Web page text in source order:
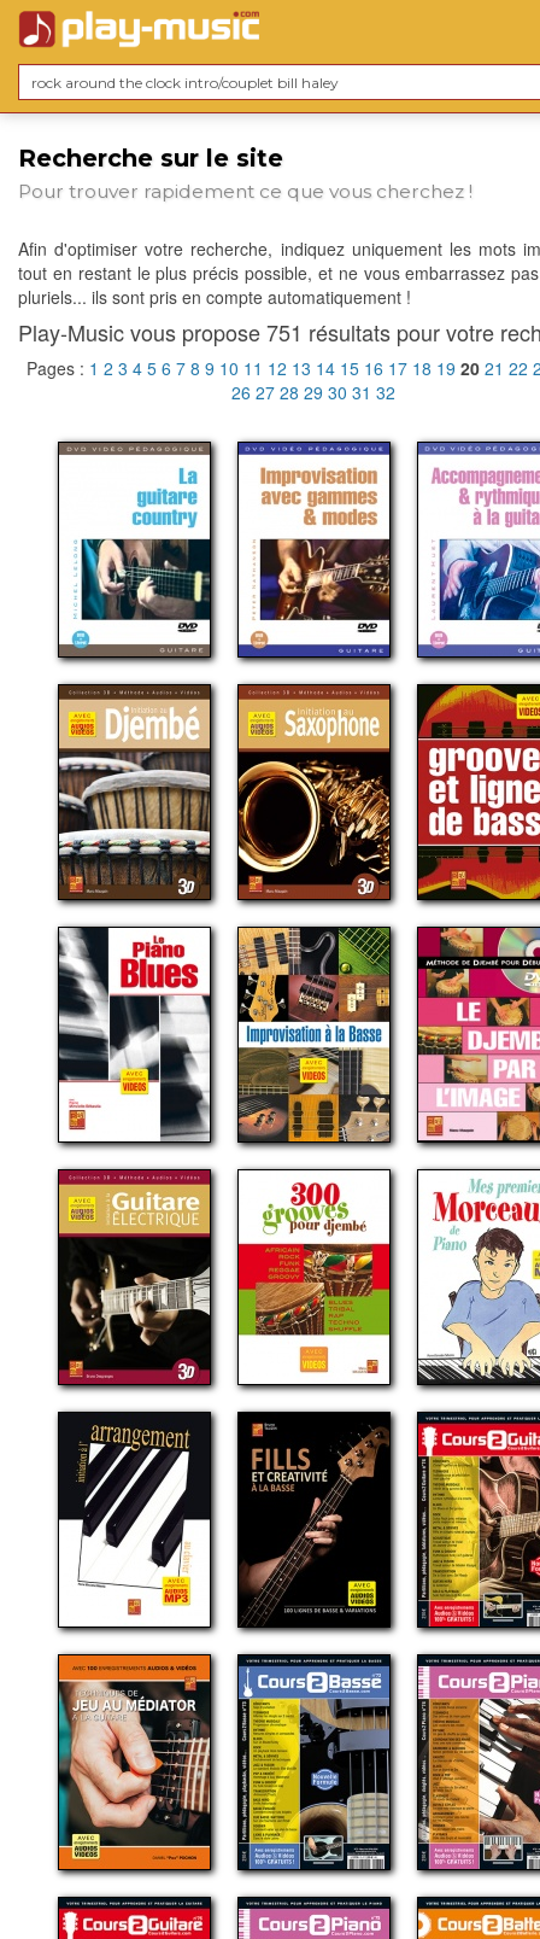
Recherche sur le site
Pour trouver rapidement ce que vous cherchez !
Afin d'optimiser votre recherche, indiquez uniquement les mots
tout en restant le plus précis possible, et ne vous embarrassez
pluriels... ils sont pris en compte automatiquement !
Play-Music vous propose 751 résultats pour votre
Pages : 1 2 3 4 5 6 7 8 9 10 11 12 13 14 15 16 17 18 19 20 21 22
26 27 28 29 30 31 32